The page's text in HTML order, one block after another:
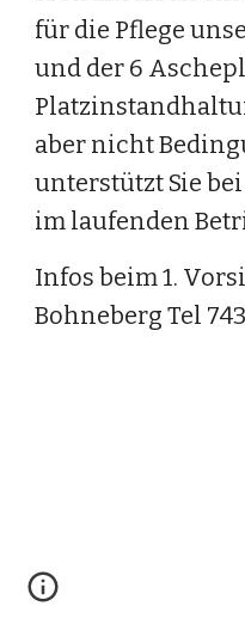
für die Pflege
und der 6
aber nicht
unterstützt Sie
im laufenden
Infos beim 1.
Bohneberg Tel